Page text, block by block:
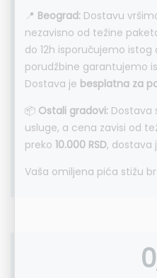
📍 Beograd: Dostavu
nezavisno od težine
do 12h isporučujemo istog
porudžbine garantujemo
Dostava je besplatna za
📦 Ostali gradovi: Dostava
usluge, a cena zavisi od
preko 10.000 RSD, dostava
Vaša omiljena pića stižu